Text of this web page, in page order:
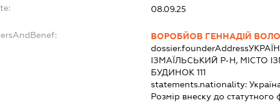
08.09.25
ВОРОБЙОВ ГЕННАДІЙ
dossier.founderAddress
ІЗМАЇЛЬСЬКИЙ Р-Н, МІСТО
БУДИНОК 111
statements.nationality:
Розмір внеску до